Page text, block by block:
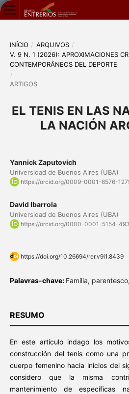
INÍCIO / ARQUIVOS /
V. 9 N. 1 (2026): APROXIMACIONES
CONTEMPORÂNEOS DEL DEPORTE
/
ARTIGOS
EL TENIS EN LAS
LA NACIÓN
Yannick Zaputovich
Universidad de Buenos Aires (UBA)
https://orcid.org/0009-0001-6576-
David Ibarrola
Universidad de Buenos Aires (UBA)
https://orcid.org/0000-0001-5154-
https://doi.org/10.26694/rer.v9i1.8439
Palavras-chave: Familia,
RESUMO
En este artículo indago los
construcción del tenis como una
cuerpo femenino hacia inicios del
considero que la misma
mantenimiento de específicas